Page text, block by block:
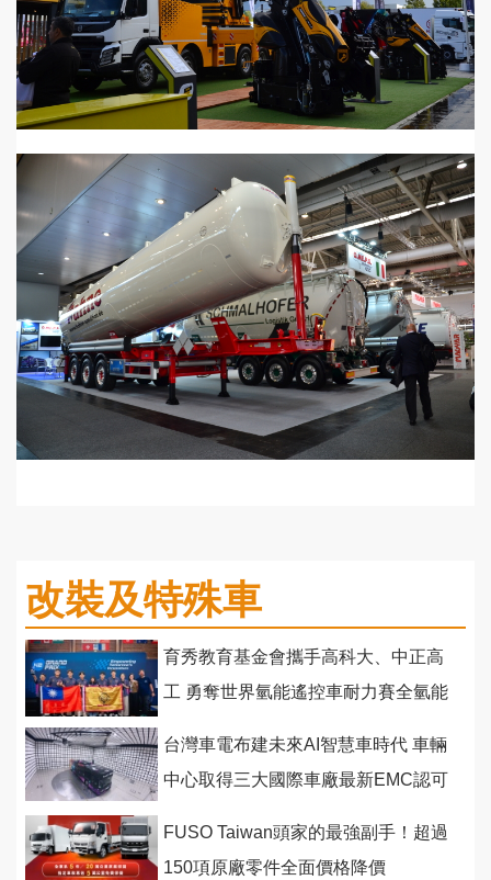
改裝及特殊車
育秀教育基金會攜手高科大、中正高
工 勇奪世界氫能遙控車耐力賽全氫能
台灣車電布建未來AI智慧車時代 車輛
中心取得三大國際車廠最新EMC認可
FUSO Taiwan頭家的最強副手！超過
150項原廠零件全面價格降價